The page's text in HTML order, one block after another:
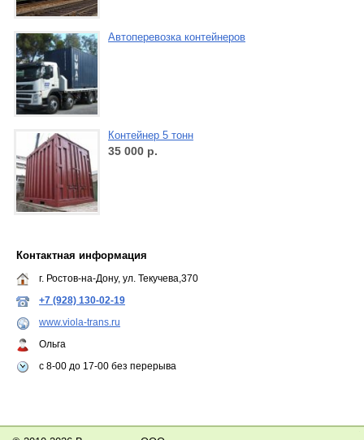
Автоперевозка контейнеров
Контейнер 5 тонн
35 000 р.
Контактная информация
г. Ростов-на-Дону, ул. Текучева,370
+7 (928) 130-02-19
www.viola-trans.ru
Ольга
с 8-00 до 17-00 без перерыва